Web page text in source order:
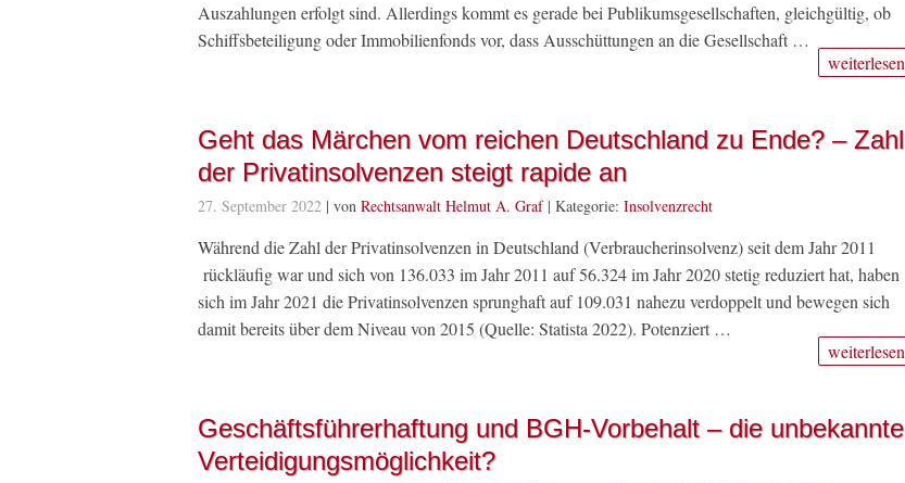
Auszahlungen erfolgt sind. Allerdings kommt es gerade bei Publikumsgesellschaften, gleichgültig, ob
Schiffsbeteiligung oder Immobilienfonds vor, dass Ausschüttungen an die Gesellschaft …
weiterlesen
Geht das Märchen vom reichen Deutschland zu Ende? – Zahl
der Privatinsolvenzen steigt rapide an
27. September 2022 | von Rechtsanwalt Helmut A. Graf| Kategorie: Insolvenzrecht
Während die Zahl der Privatinsolvenzen in Deutschland (Verbraucherinsolvenz) seit dem Jahr 2011
rückläufig war und sich von 136.033 im Jahr 2011 auf 56.324 im Jahr 2020 stetig reduziert hat, haben
sich im Jahr 2021 die Privatinsolvenzen sprunghaft auf 109.031 nahezu verdoppelt und bewegen sich
damit bereits über dem Niveau von 2015 (Quelle: Statista 2022). Potenziert …
weiterlesen
Geschäftsführerhaftung und BGH-Vorbehalt – die unbekannte
Verteidigungsmöglichkeit?